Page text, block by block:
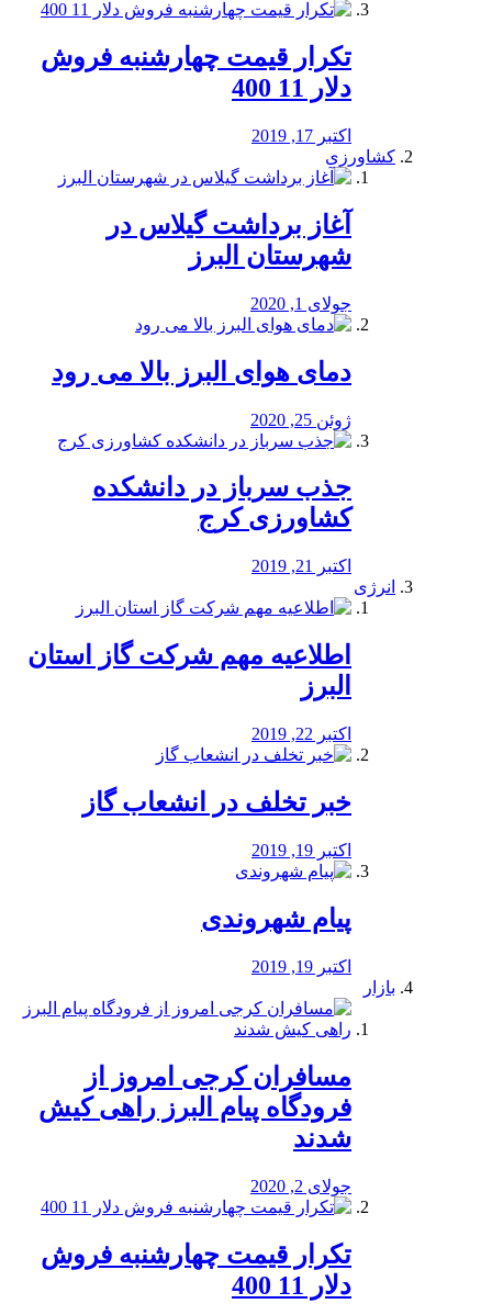
تکرار قیمت چهارشنبه فروش
دلار 11 400
اکتبر 17, 2019
کشاورزی
آغاز برداشت گیلاس در
شهرستان البرز
جولای 1, 2020
دمای هوای البرز بالا می رود
ژوئن 25, 2020
جذب سرباز در دانشکده
کشاورزی کرج
اکتبر 21, 2019
انرژی
️اطلاعیه مهم شرکت گاز استان
البرز
اکتبر 22, 2019
خبر تخلف در انشعاب گاز
اکتبر 19, 2019
پیام شهروندی
اکتبر 19, 2019
بازار
مسافران کرجی امروز از
فرودگاه پیام البرز راهی کیش
شدند
جولای 2, 2020
تکرار قیمت چهارشنبه فروش
دلار 11 400